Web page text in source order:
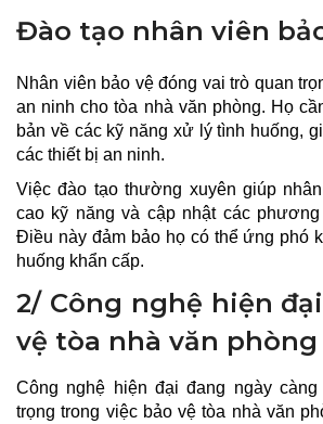
Đào tạo nhân viên
Nhân viên bảo vệ đóng vai trò quan
an ninh cho tòa nhà văn phòng. Họ
bản về các kỹ năng xử lý tình huống,
các thiết bị an ninh.
Việc đào tạo thường xuyên giúp
cao kỹ năng và cập nhật các
Điều này đảm bảo họ có thể ứng phó
huống khẩn cấp.
2/ Công nghệ hiện
vệ tòa nhà văn phòng
Công nghệ hiện đại đang ngày
trọng trong việc bảo vệ tòa nhà văn